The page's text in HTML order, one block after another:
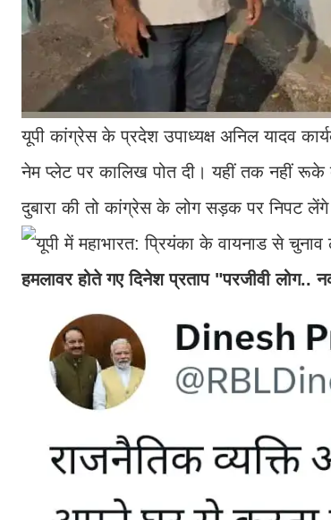
यूपी कांग्रेस के प्रदेश उपाध्यक्ष अनिल यादव
नेम प्लेट पर कालिख पोत दी। यहीं तक नहीं रूके
दुबारा की तो कांग्रेस के लोग सड़क पर निपट
हमलावर होते गए दिनेश प्रताप "परजीवी लोग..